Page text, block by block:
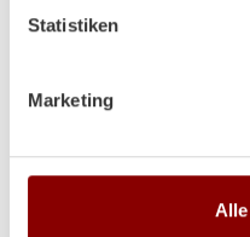
Statistiken
Marketing
Der Ofen steht und es
Herzliche Grüße aus